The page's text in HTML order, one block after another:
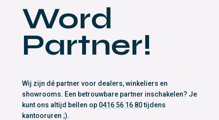
Word
Partner!
Wij zijn dé partner voor dealers, winkeliers en
showrooms. Een betrouwbare partner inschakelen? Je
kunt ons altijd bellen op 0416 56 16 80tijdens
kantooruren ;).